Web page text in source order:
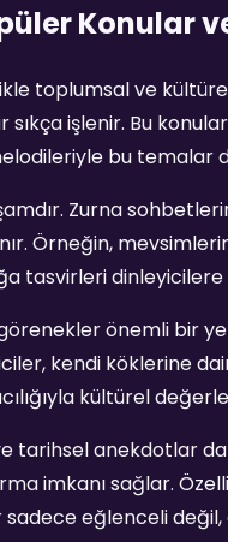
Konular
toplumsal ve
işlenir. Bu
bu temalar
Zurna
Örneğin,
tasvirleri dinleyicilere
önemli bir
kendi köklerine
kültürel
anekdotlar da
imkanı sağlar.
eğlenceli